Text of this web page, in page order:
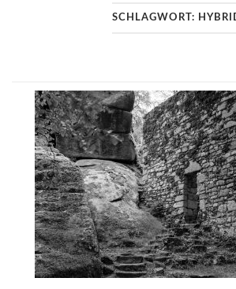
SCHLAGWORT: